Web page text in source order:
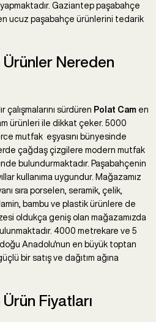
yapmaktadır. Gaziantep paşabahçe
ucuz paşabahçe ürünlerini tedarik
Nereden
çalışmalarını sürdüren Polat Cam en
ürünleri ile dikkat çeker. 5000
mutfak eşyasını bünyesinde
çağdaş çizgilere modern mutfak
bulundurmaktadır. Paşabahçenin
kullanıma uygundur. Mağazamız
sıra porselen, seramik, çelik,
bambu ve plastik ürünlere de
oldukça geniş olan mağazamızda
4000 metrekare ve 5
Anadolu'nun en büyük toptan
bir satış ve dağıtım ağına
Fiyatları